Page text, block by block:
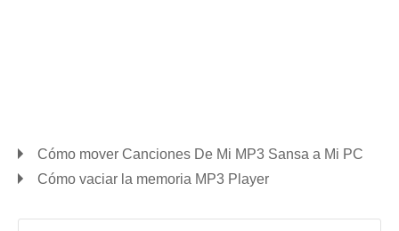
Cómo mover Canciones De Mi MP3 Sansa a Mi PC
Cómo vaciar la memoria MP3 Player